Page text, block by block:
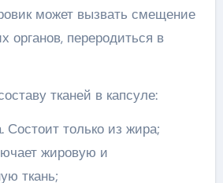
может вызвать смещение
органов, переродиться в
тканей в капсуле:
только из жира;
жировую и
ткань;